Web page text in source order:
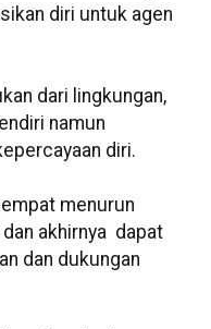
diri untuk agen
dari lingkungan,
namun
diri.
menurun
akhirnya dapat
dan dukungan